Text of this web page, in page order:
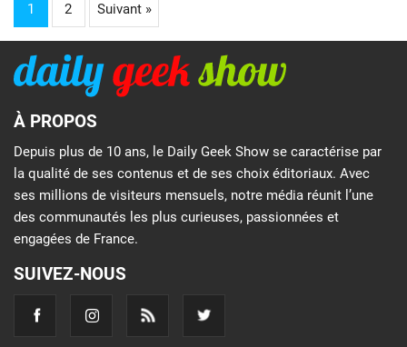
1 2 Suivant »
À PROPOS
Depuis plus de 10 ans, le Daily Geek Show se caractérise par
la qualité de ses contenus et de ses choix éditoriaux. Avec
ses millions de visiteurs mensuels, notre média réunit l’une
des communautés les plus curieuses, passionnées et
engagées de France.
SUIVEZ-NOUS